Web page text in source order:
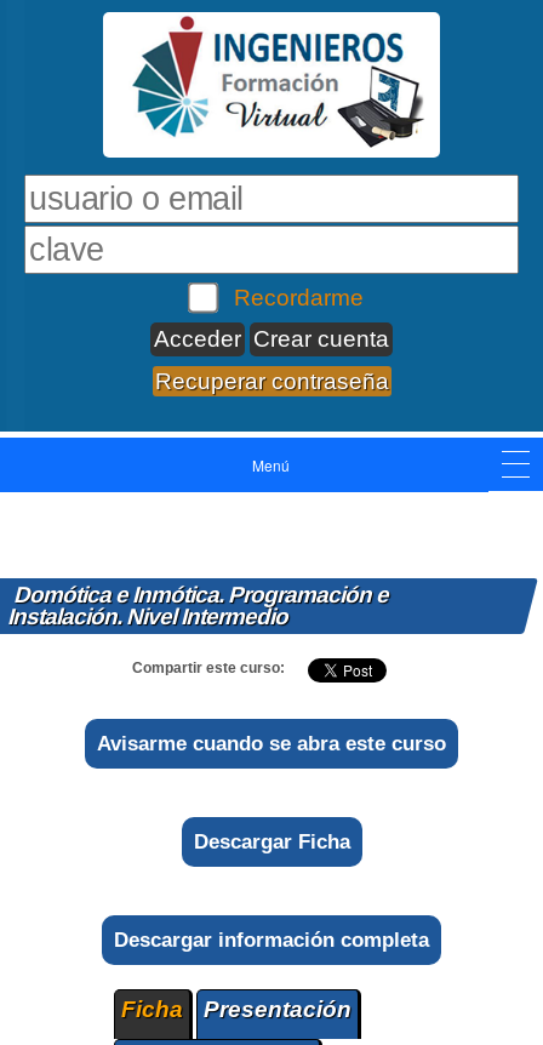
Recordarme
Crear cuenta
Recuperar contraseña
Menú
Domótica e Inmótica. Programación e
Instalación. Nivel Intermedio
Compartir este curso:
Avisarme cuando se abra este curso
Descargar Ficha
Descargar información completa
Ficha
Presentación